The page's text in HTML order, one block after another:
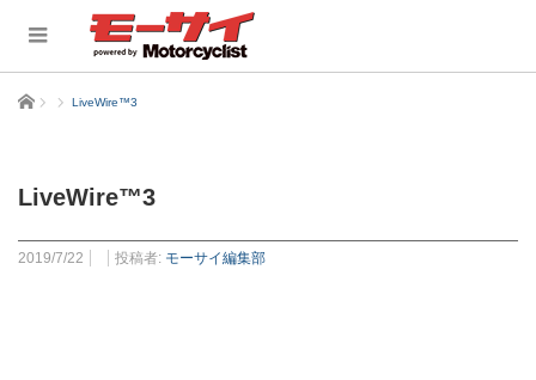
ホーム LiveWire™3
LiveWire™3
2019/7/22 投稿者: モーサイ編集部